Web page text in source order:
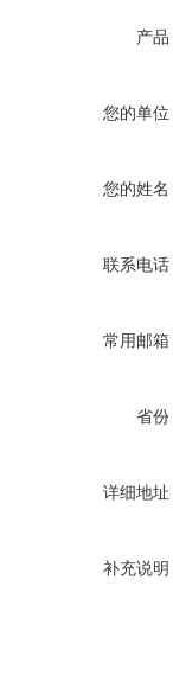
产品
您的单位
您的姓名
联系电话
常用邮箱
省份
详细地址
补充说明